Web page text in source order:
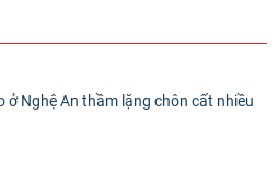
ở Nghệ An thầm lặng chôn cất nhiều